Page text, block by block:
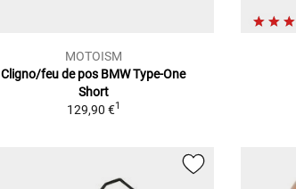
MOTOISM
Cligno/feu de pos BMW Type-One
Short
129,90 €1